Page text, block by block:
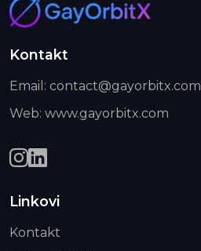
Kontakt
Email: contact@gayorbitx.com
Web: www.gayorbitx.com
Linkovi
Kontakt